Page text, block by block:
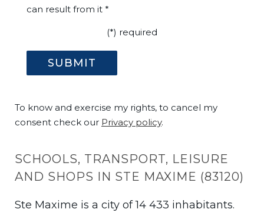
can result from it *
(*) required
To know and exercise my rights, to cancel my
consent check our Privacy policy.
SCHOOLS, TRANSPORT, LEISURE
AND SHOPS IN STE MAXIME (83120)
Ste Maxime is a city of 14 433 inhabitants.